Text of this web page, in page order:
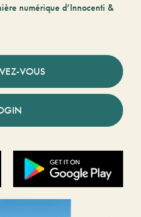
numérique d’Innocenti &
VOUS